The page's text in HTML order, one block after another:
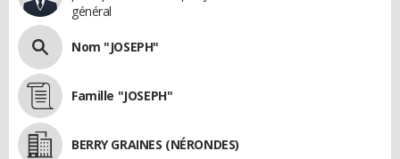
général
Nom "JOSEPH"
Famille "JOSEPH"
BERRY GRAINES (NÉRONDES)